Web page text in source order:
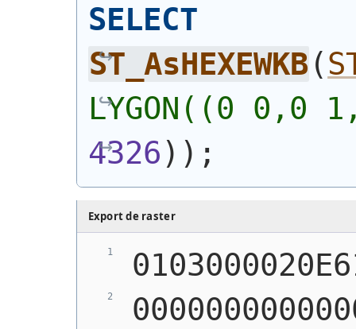
SELECT
ST_AsHEXEWKB (
LYGON((0
4326) ) ;
Export de raster